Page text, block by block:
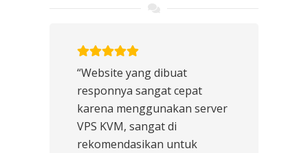
“Website yang dibuat
responnya sangat cepat
karena menggunakan server
VPS KVM, sangat di
rekomendasikan untuk